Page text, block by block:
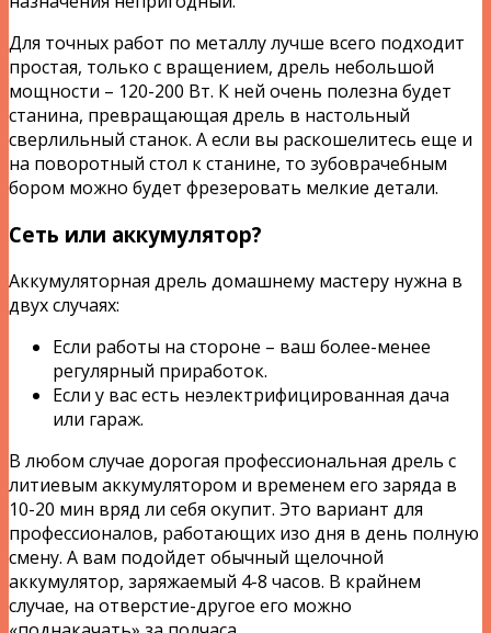
Для точных работ по металлу лучше всего подходит
простая, только с вращением, дрель небольшой
мощности – 120-200 Вт. К ней очень полезна будет
станина, превращающая дрель в настольный
сверлильный станок. А если вы раскошелитесь еще и
на поворотный стол к станине, то зубоврачебным
бором можно будет фрезеровать мелкие детали.
Сеть или аккумулятор?
Аккумуляторная дрель домашнему мастеру нужна в
двух случаях:
Если работы на стороне – ваш более-менее
регулярный приработок.
Если у вас есть неэлектрифицированная дача
или гараж.
В любом случае дорогая профессиональная дрель с
литиевым аккумулятором и временем его заряда в
10-20 мин вряд ли себя окупит. Это вариант для
профессионалов, работающих изо дня в день полную
смену. А вам подойдет обычный щелочной
аккумулятор, заряжаемый 4-8 часов. В крайнем
случае, на отверстие-другое его можно